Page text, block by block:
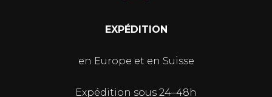
EXPÉDITION
en Europe et en Suisse
Expédition sous 24–48h